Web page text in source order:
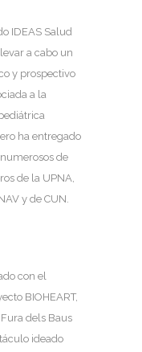
IDEAS Salud
a cabo un
y prospectivo
a la
ha entregado
de
de la UPNA,
y de CUN.
con el
BIOHEART,
dels Baus
ideado